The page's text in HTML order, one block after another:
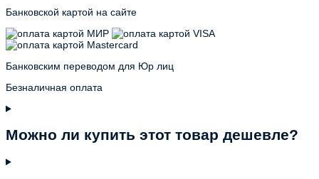
Банковской картой на сайте
Банковским переводом для Юр лиц
Безналичная оплата
Можно ли купить этот товар дешевле?